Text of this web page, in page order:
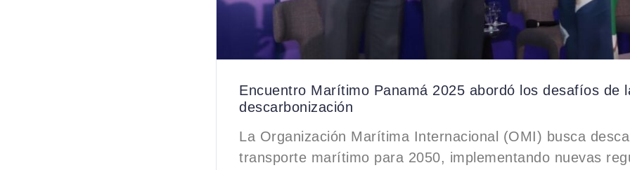
Encuentro Marítimo Panamá 2025 abordó los desafíos de
descarbonización
La Organización Marítima Internacional (OMI) busca
transporte marítimo para 2050, implementando nuevas